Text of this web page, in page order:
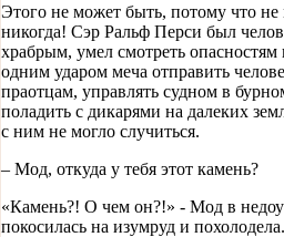
Этого не может быть, потому что
никогда! Сэр Ральф Перси был
храбрым, умел смотреть
одним ударом меча отправить
праотцам, управлять судном в
поладить с дикарями на далеких
с ним не могло случиться.
– Мод, откуда у тебя этот камень?
«Камень?! О чем он?!» - Мод в
покосилась на изумруд и